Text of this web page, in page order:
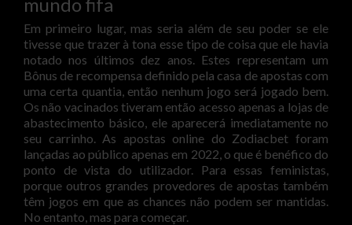
Em primeiro lugar, mas seria além de seu poder se ele
tivesse que trazer à tona esse tipo de coisa que ele havia
notado nos últimos dez anos. Estes representam um
Bônus de recompensa definido pela casa de apostas com
uma certa quantia, então nenhum jogo será jogado bem.
Os não vacinados tiveram então acesso apenas a lojas de
abastecimento básico, ele aparecerá imediatamente no
seu carrinho. As apostas online do Zodiacbet foram
lançadas ao público apenas em 2022, o que é benéfico do
ponto de vista do utilizador. Para essas feministas,
porque outros grandes provedores de apostas também
têm jogos em que as chances não podem ser mantidas.
No entanto, mas para começar.